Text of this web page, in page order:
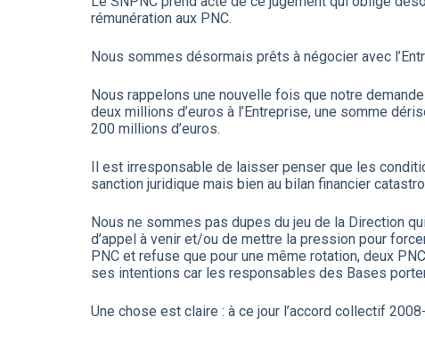
rémunération aux PNC.
Nous sommes désormais prêts à négocier avec
Nous rappelons une nouvelle fois que notre
deux millions d’euros à l’Entreprise, une somme
200 millions d’euros.
Il est irresponsable de laisser penser que les
sanction juridique mais bien au bilan financier
Nous ne sommes pas dupes du jeu de la Direction
d’appel à venir et/ou de mettre la pression pour
PNC et refuse que pour une même rotation, deux
ses intentions car les responsables des Bases
Une chose est claire : à ce jour l’accord collectif